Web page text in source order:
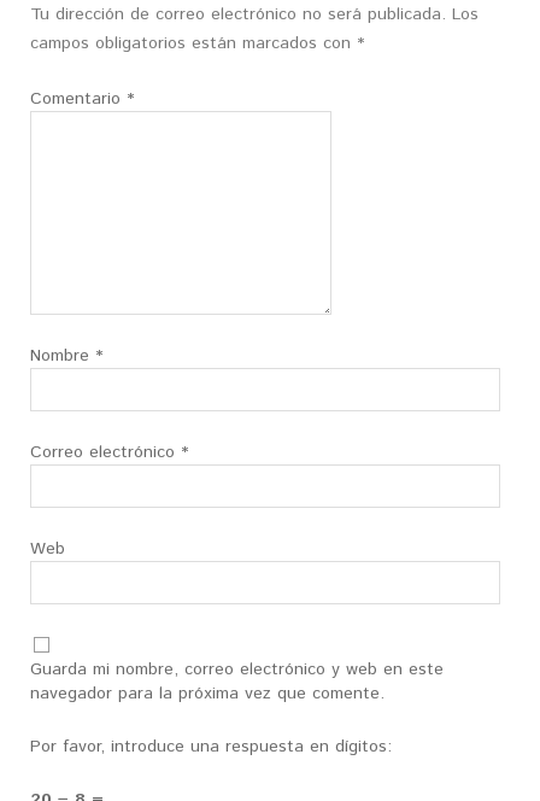
Tu dirección de correo electrónico no será publicada. Los
campos obligatorios están marcados con *
Comentario *
Nombre *
Correo electrónico *
Web
Guarda mi nombre, correo electrónico y web en este
navegador para la próxima vez que comente.
Por favor, introduce una respuesta en dígitos: